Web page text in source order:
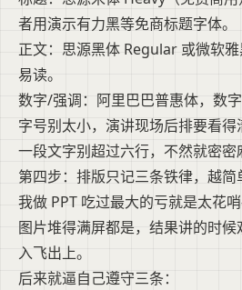
者用演示有力黑等免商标题字体。
正文：思源黑体 Regular 或微软
易读。
数字/强调：阿里巴巴普惠体，数字
字号别太小，演讲现场后排要看得
一段文字别超过六行，不然就密密
第四步：排版只记三条铁律，越简
我做 PPT 吃过最大的亏就是太花
图片堆得满屏都是，结果讲的时
入飞出上。
后来就逼自己遵守三条：